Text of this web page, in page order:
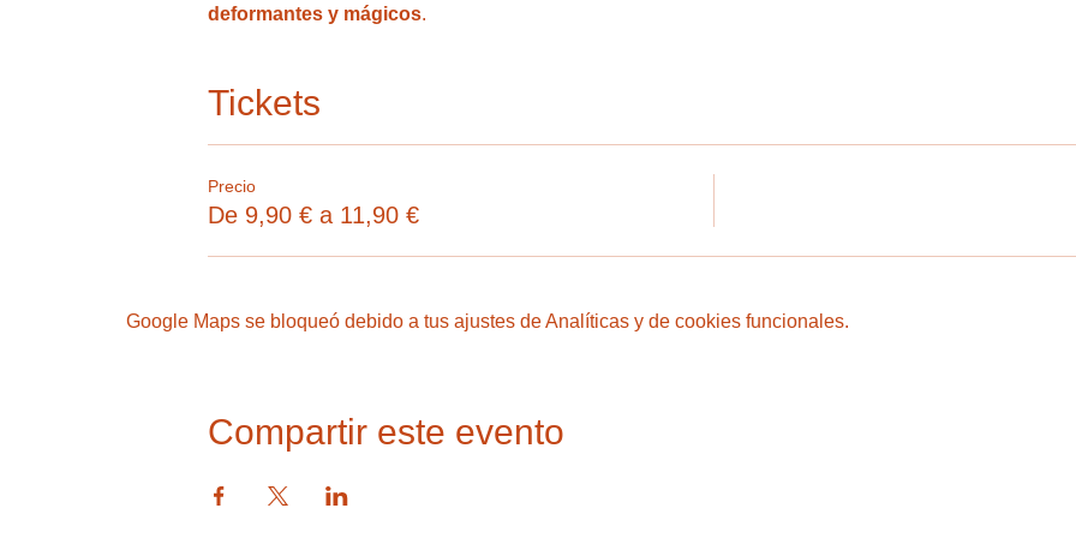
deformantes y mágicos.
Tickets
Precio
De 9,90 € a 11,90 €
Google Maps se bloqueó debido a tus ajustes de Analíticas y de cookies funcionales.
Compartir este evento